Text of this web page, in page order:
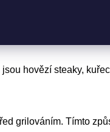
Jeho základem
hovězí steaky,
grilováním. Tímto